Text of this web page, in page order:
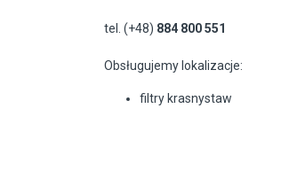
tel. (+48) 884 800 551
Obsługujemy lokalizacje:
filtry krasnystaw